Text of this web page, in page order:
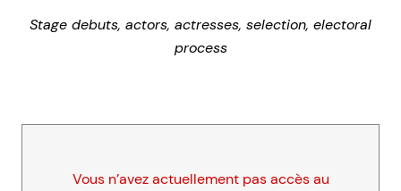
Stage debuts, actors, actresses, selection, electoral
process
Vous n’avez actuellement pas accès au